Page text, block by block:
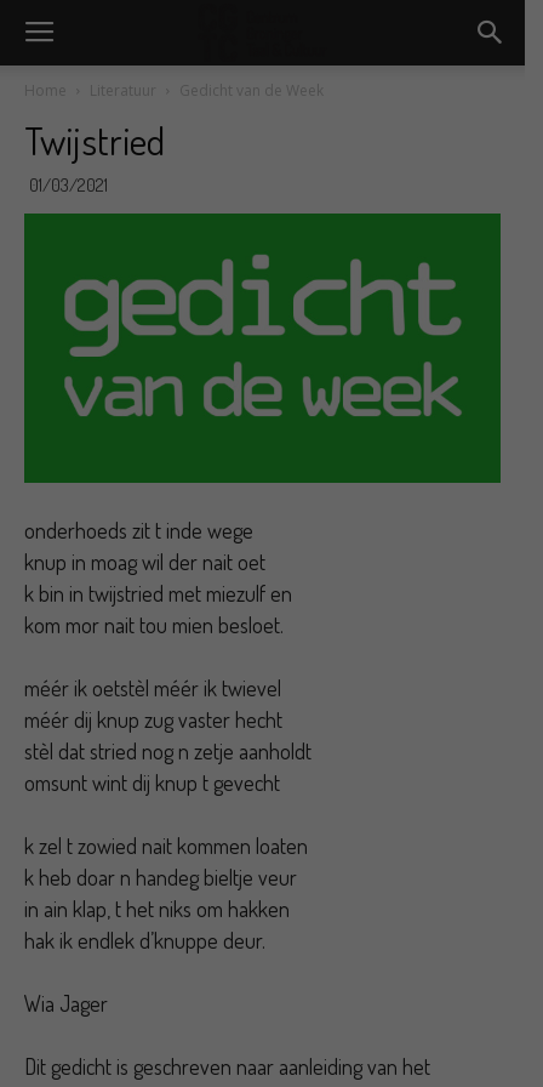
Home Literatuur Gedicht van de Week
Twijstried
01/03/2021
onderhoeds zit t inde wege
knup in moag wil der nait oet
k bin in twijstried met miezulf en
kom mor nait tou mien besloet.
méér ik oetstèl méér ik twievel
méér dij knup zug vaster hecht
stèl dat stried nog n zetje aanholdt
omsunt wint dij knup t gevecht
k zel t zowied nait kommen loaten
k heb doar n handeg bieltje veur
in ain klap, t het niks om hakken
hak ik endlek d’knuppe deur.
Wia Jager
Dit gedicht is geschreven naar aanleiding van het